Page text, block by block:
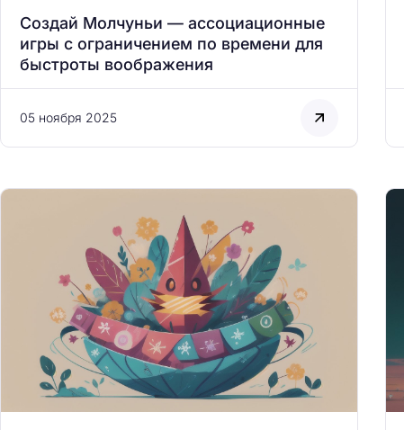
Создай Молчуньи — ассоциационные
игры с ограничением по времени для
быстроты воображения
05 ноября 2025